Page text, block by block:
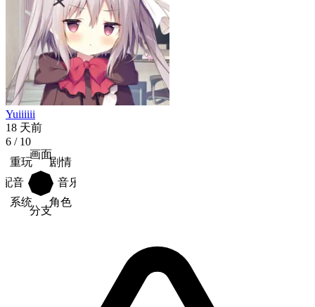
Yuiiiiii
18 天前
6 / 10
画面
剧情
音乐
角色
分支
系统
配音
重玩